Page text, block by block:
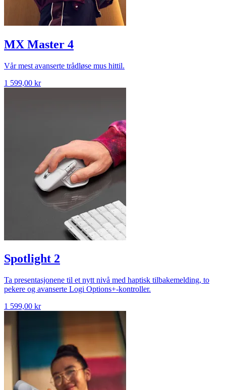
MX Master 4
Vår mest avanserte trådløse mus hittil.
1 599,00 kr
Spotlight 2
Ta presentasjonene til et nytt nivå med haptisk tilbakemelding, to
pekere og avanserte Logi Options+-kontroller.
1 599,00 kr